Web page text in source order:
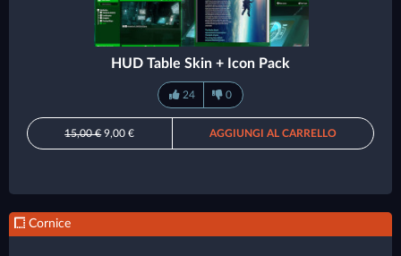
HUD Table Skin + Icon Pack
24 0
15,00 €9,00 € AGGIUNGI AL CARRELLO
Cornice